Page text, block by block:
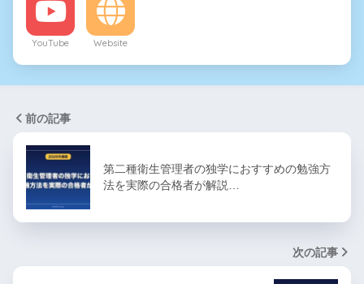
YouTube Website
前の記事
第二種衛生管理者の独学におすすめの勉強方
法を実際の合格者が解説…
次の記事